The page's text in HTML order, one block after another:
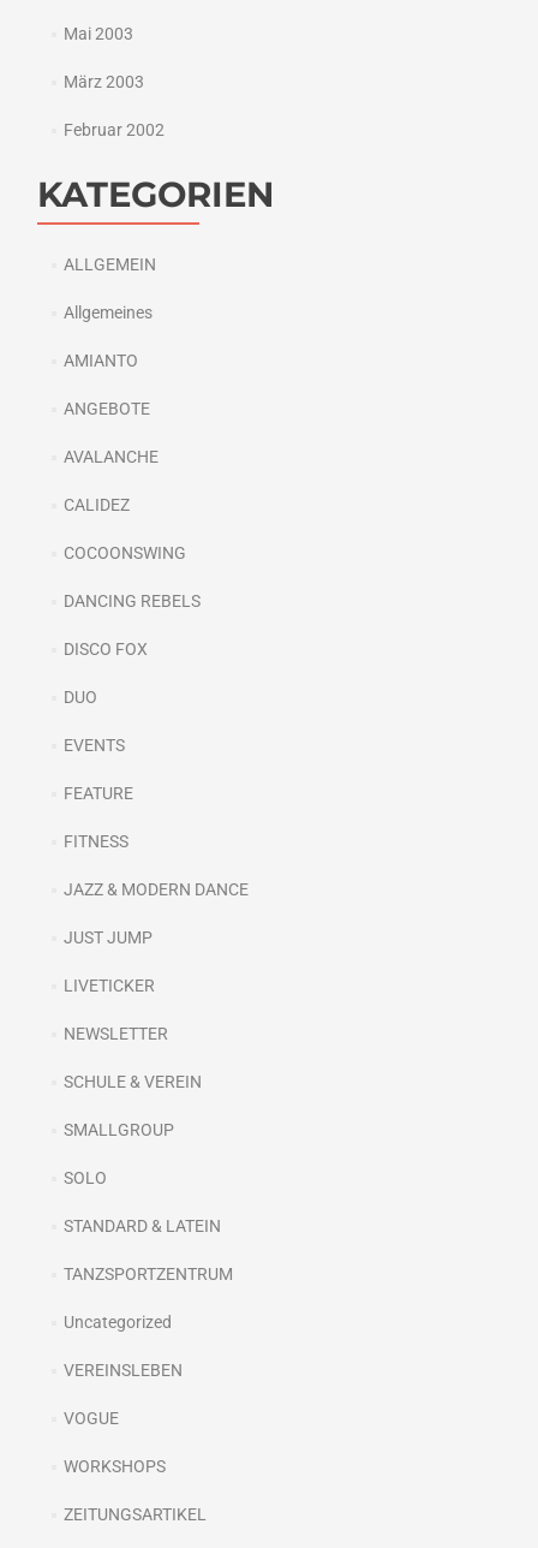
Mai 2003
März 2003
Februar 2002
KATEGORIEN
ALLGEMEIN
Allgemeines
AMIANTO
ANGEBOTE
AVALANCHE
CALIDEZ
COCOONSWING
DANCING REBELS
DISCO FOX
DUO
EVENTS
FEATURE
FITNESS
JAZZ & MODERN DANCE
JUST JUMP
LIVETICKER
NEWSLETTER
SCHULE & VEREIN
SMALLGROUP
SOLO
STANDARD & LATEIN
TANZSPORTZENTRUM
Uncategorized
VEREINSLEBEN
VOGUE
WORKSHOPS
ZEITUNGSARTIKEL